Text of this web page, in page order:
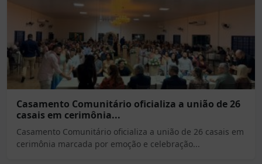
Casamento Comunitário oficializa a união de 26
casais em cerimônia...
Casamento Comunitário oficializa a união de 26 casais em
cerimônia marcada por emoção e celebração...